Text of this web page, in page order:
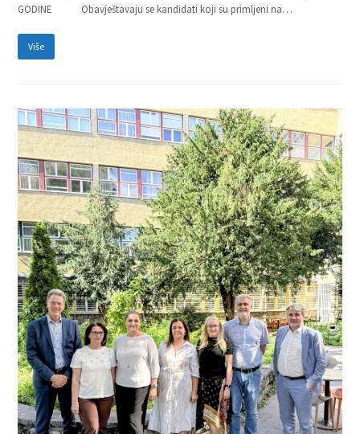
GODINE Obavještavaju se kandidati koji su primljeni na…
Više